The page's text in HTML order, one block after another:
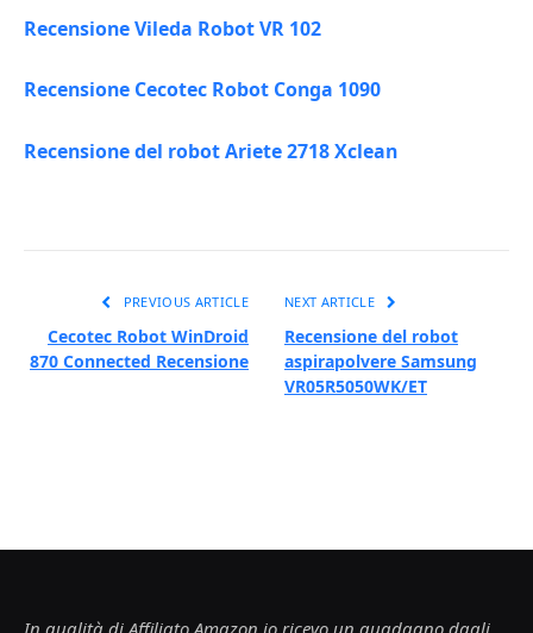
Recensione Vileda Robot VR 102
Recensione Cecotec Robot Conga 1090
Recensione del robot Ariete 2718 Xclean
PREVIOUS ARTICLE
Cecotec Robot WinDroid
870 Connected Recensione
NEXT ARTICLE
Recensione del robot
aspirapolvere Samsung
VR05R5050WK/ET